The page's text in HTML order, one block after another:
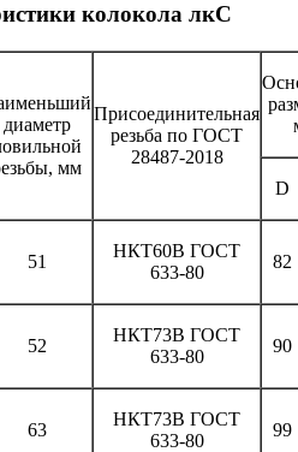
колокола лкС
диаметр
мм
Присоединительная
резьба по ГОСТ
28487-2018
D
51
НКТ60В ГОСТ
633-80
82
52
НКТ73В ГОСТ
633-80
90
63
НКТ73В ГОСТ
633-80
99